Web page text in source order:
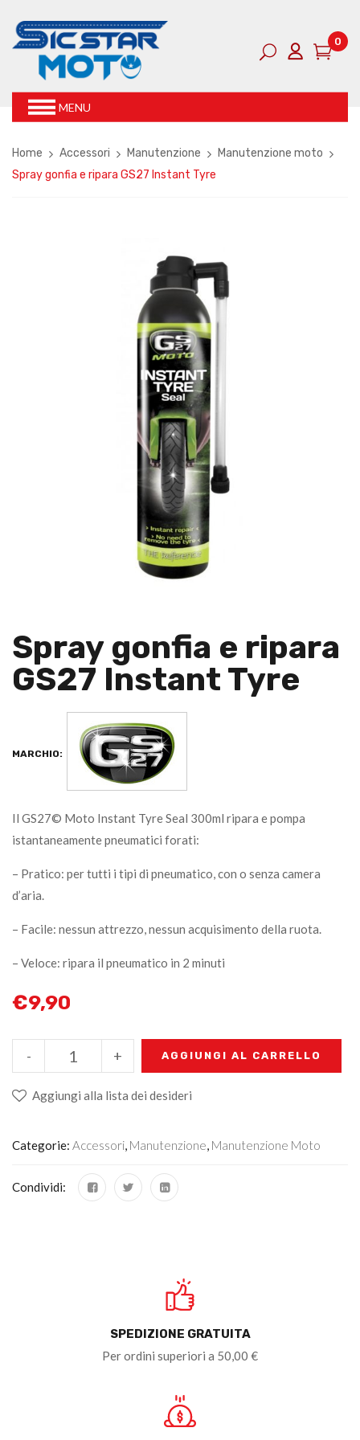
0
MENU
Home Accessori Manutenzione
Manutenzione moto
Spray gonfia e ripara GS27 Instant Tyre
Spray gonfia e ripara
GS27 Instant Tyre
MARCHIO:
Il GS27© Moto Instant Tyre Seal 300ml ripara e pompa
istantaneamente pneumatici forati:
– Pratico: per tutti i tipi di pneumatico, con o senza camera
d’aria.
– Facile: nessun attrezzo, nessun acquisimento della ruota.
– Veloce: ripara il pneumatico in 2 minuti
€9,90
+
- AGGIUNGI AL CARRELLO
Aggiungi alla lista dei desideri
Categorie: Accessori, Manutenzione, Manutenzione Moto
Condividi:
SPEDIZIONE GRATUITA
Per ordini superiori a 50,00 €